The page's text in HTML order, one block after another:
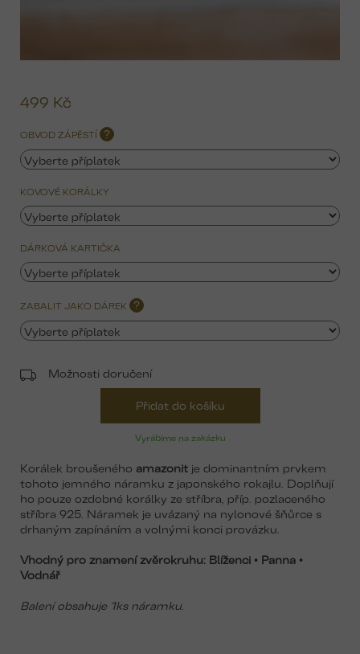
499 Kč
Vyrábíme na zakázku
OBVOD ZÁPĚSTÍ ?
KOVOVÉ KORÁLKY
DÁRKOVÁ KARTIČKA
ZABALIT JAKO DÁREK ?
Možnosti doručení
Přidat do košíku
Korálek broušeného amazonit je dominantním prvkem
tohoto jemného náramku z japonského rokajlu. Doplňují
ho pouze ozdobné korálky ze stříbra, příp. pozlaceného
stříbra 925. Náramek je uvázaný na nylonové šňůrce s
drhaným zapínáním a volnými konci provázku.
Vhodný pro znamení zvěrokruhu: Blíženci • Panna •
Vodnář
Balení obsahuje 1ks náramku.